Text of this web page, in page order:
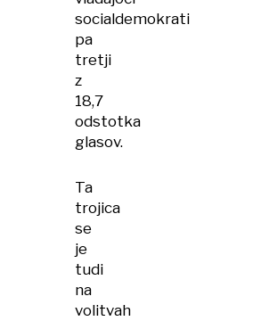
socialdemokrati
pa
tretji
z
18,7
odstotka
glasov.
Ta
trojica
se
je
tudi
na
volitvah